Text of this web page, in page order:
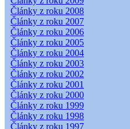
Články z roku 2008
Články z roku 2007
Články z roku 2006
Články z roku 2005
Články z roku 2004
Články z roku 2003
Články z roku 2002
Články z roku 2001
Články z roku 2000
Články z roku 1999
Články z roku 1998
Články z roku 1997